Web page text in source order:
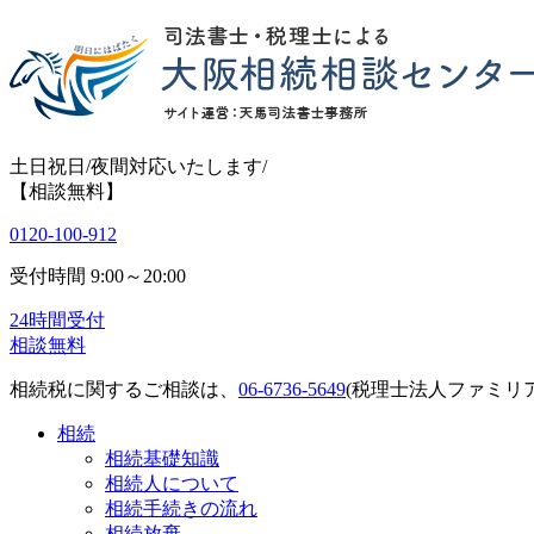
土日祝日/夜間対応いたします/
【相談無料】
0120-100-912
受付時間 9:00～20:00
24時間受付
相談無料
相続税に関するご相談は、 06-6736-5649(税理士法人ファミリ
相続
相続基礎知識
相続人について
相続手続きの流れ